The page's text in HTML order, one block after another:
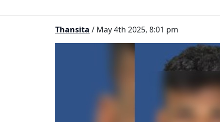
Thansita / May 4th 2025, 8:01 pm